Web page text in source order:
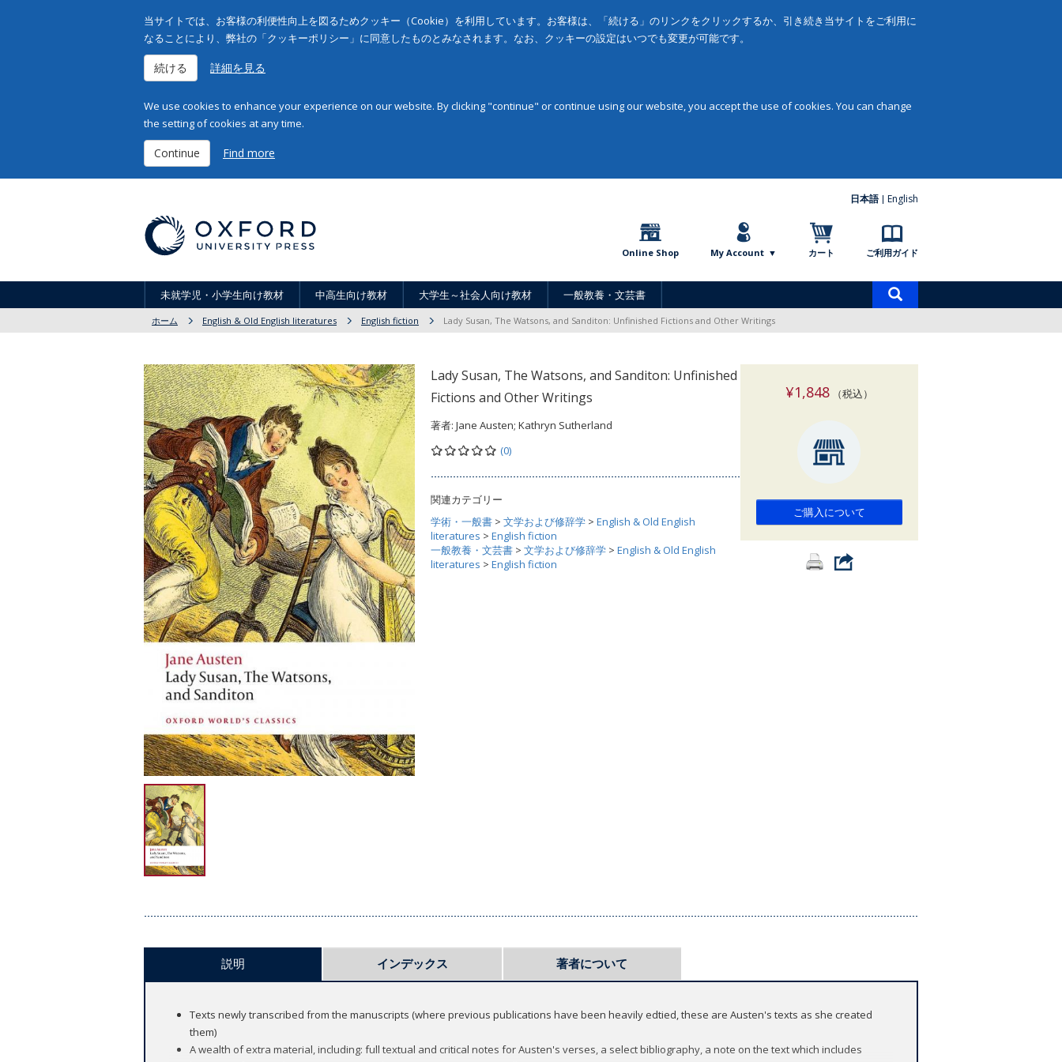
当サイトでは、お客様の利便性向上を図るためクッキー（Cookie）を利用しています。お客様は、「続ける」のリンクをクリックするか、引き続き当サイトをご利用に
なることにより、弊社の「クッキーポリシー」に同意したものとみなされます。なお、クッキーの設定はいつでも変更が可能です。
続ける 詳細を見る
We use cookies to enhance your experience on our website. By clicking "continue" or continue using our website, you accept the use of cookies. You can change
the setting of cookies at any time.
Continue Find more
日本語 English
Online Shop My Account カート ご利用ガイド
未就学児・小学生向け教材 中高生向け教材 大学生～社会人向け教材 一般教養・文芸書
索
ホーム English & Old English literatures English fiction Lady Susan, The Watsons, and Sanditon: Unfinished Fictions and Other Writings
Lady Susan, The Watsons, and Sanditon: Unfinished
Fictions and Other Writings
著者: Jane Austen; Kathryn Sutherland
(0)
関連カテゴリー
学術・一般書 > 文学および修辞学 > English & Old English
literatures > English fiction
一般教養・文芸書 > 文学および修辞学 > English & Old English
literatures > English fiction
¥1,848（税込）
ご購入について
説明 インデックス 著者について
Texts newly transcribed from the manuscripts (where previous publications have been heavily edtied, these are Austen's texts as she created
them)
A wealth of extra material, including: full textual and critical notes for Austen's verses, a select bibliography, a note on the text which includes